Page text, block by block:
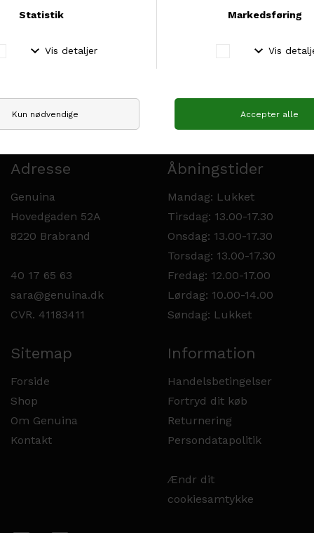
DKK 44,00
Adresse
Genuina
Hovedgaden 52A
8220 Brabrand
40 17 65 63
sara@genuina.dk
CVR. 41183411
Åbningstider
Mandag: Lukket
Tirsdag: 13.00-17.30
Onsdag: 13.00-17.30
Torsdag: 13.00-17.30
Fredag: 12.00-17.00
Lørdag: 10.00-14.00
Søndag: Lukket
Sitemap
Forside
Shop
Om Genuina
Kontakt
Information
Handelsbetingelser
Fortryd dit køb
Returnering
Persondatapolitik
Ændr dit
cookiesamtykke